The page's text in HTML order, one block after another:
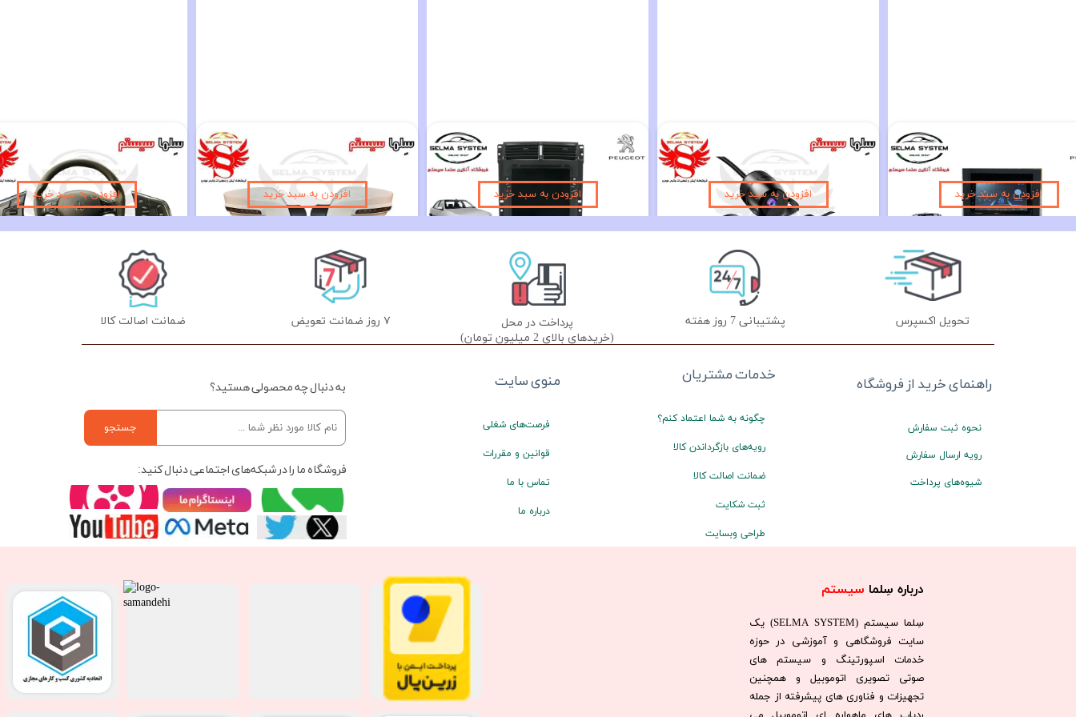
۱۰,۱۹۰,۰۰۰ تومان
افزودن به سبد خرید
فلاپ آینه راهنما دار ساینا و کوییک رنگ سفید و نقره ای
۱,۵۹۰,۰۰۰ تومان
افزودن به سبد خرید
مانیتور فابریک تسلایی پژو پرشیا و 405 اندروید 14 اینچ تسلایی مدل VISTA
۲۱,۹۰۰,۰۰۰ تومان
افزودن به سبد خرید
دوربین دنده عقب خودرو AHD مدل T310 دوکاره
۲,۵۵۰,۰۰۰ تومان
افزودن به سبد خرید
مانیتور فابریک پژو پرشیا و 405 داشبورد قدیم مدل 7 اینچ مدل AP9211
۱۰,۹۹۰,۰۰۰ تومان
افزودن به سبد خرید
درباره سِلما سیستم​​​​​​​
سِلما سيستم (SELMA SYSTEM) یک
سایت فروشگاهی و آموزشی در حوزه
خدمات اسپورتینگ و سیستم های
صوتی تصویری اتوموبیل و همچنین
تجهیزات و فناوری های پیشرفته از جمله
تحویل اکسپرس پشتیبانی 7 روز هفته
پرداخت در محل
(خریدهای بالای 2 میلیون تومان)
۷ روز ضمانت تعویض ضمانت اصالت کالا
راهنمای خرید از فروشگاه
نحوه ثبت سفارش
رویه ارسال سفارش
شیوه‌های پرداخت
خدمات مشتریان
چگونه به شما اعتماد کنم؟
رویه‌های بازگرداندن کالا
ضمانت اصالت کالا
ثبت شکایت
طراحی وبسایت
منوی سایت
فرصت‌های شغلی
قوانین و مقررات
تماس با ما
درباره ما
به دنبال چه محصولی هستید؟
جستجو
فروشگاه ما را در شبکه‌های اجتماعی دنبال کنید: